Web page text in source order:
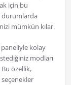
için bu
durumlarda
mümkün kılar.
paneliyle kolay
modları
özellik,
seçenekler